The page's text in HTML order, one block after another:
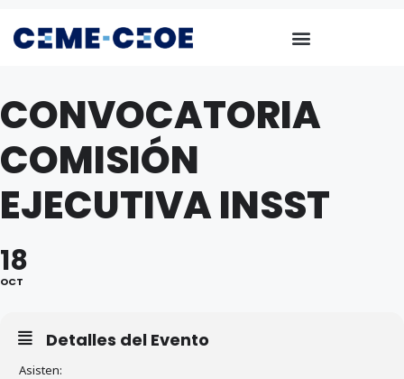
CONVOCATORIA
COMISIÓN
EJECUTIVA INSST
18
OCT
Detalles del Evento
Asisten: